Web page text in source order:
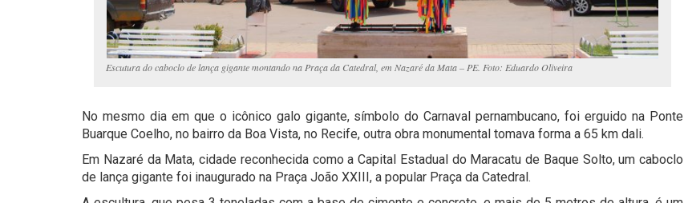
Escutura do caboclo de lança gigante montando na Praça da Catedral, em Nazaré da Mata – PE. Foto: Eduardo Oliveira
No mesmo dia em que o icônico galo gigante, símbolo do Carnaval pernambucano, foi erguido na Ponte
Buarque Coelho, no bairro da Boa Vista, no Recife, outra obra monumental tomava forma a 65 km dali.
Em Nazaré da Mata, cidade reconhecida como a Capital Estadual do Maracatu de Baque Solto, um caboclo
de lança gigante foi inaugurado na Praça João XXIII, a popular Praça da Catedral.